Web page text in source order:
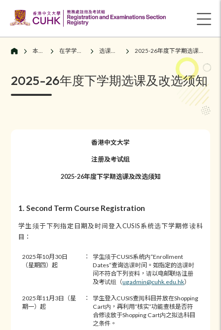
本科生 在学学生须知 选课及改选 2025-26年度下学期选课及改选须知
2025-26年度下学期选课及改选须知
香港中文大学
注册及考试组
2025-26年度下学期选课及改选须知
1. Second Term Course Registration
学生须于下列指定日期及时间登入CUSIS系统选下学期修读科
目：
2025年10月30日
（星期四）起
：
学生须于CUSIS系统内“Enrollment
Dates”查询选课时间。如指定的选课时
间不符合下列资料，请以电邮联络注册
及考试组（ugadmin@cuhk.edu.hk）
2025年11月3日（星
期一）起
：
学生登入CUSIS查阅科目并放在Shopping
Cart内，再利用“核实”功能查核是否符
合修读放于Shopping Cart内之拟选科目
之条件。